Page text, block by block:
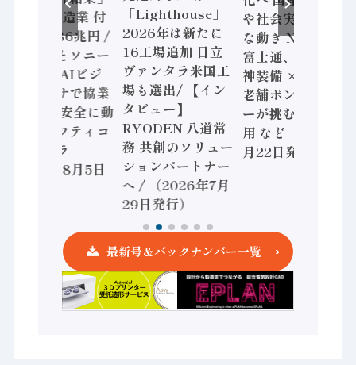
2024年製造業 付
加価値額86兆円 /
三菱電機とソニー
セミコン AIビジ
ョンセンサで協業
/ IDEC、安全に動
かすセーフティコ
ントローラ
（2026年8月5日
「Lighthouse」
2026年は新たに
16工場追加 日立
ヴァンタラ米国工
場も選出/ 【イン
タビュー】
RYODEN 八道常
務 共創のソリュー
ションパートナー
へ / （2026年7月
29日発行）
や社会実装に活発
な動き Noetra、
富士通、日立 / 兵
神装備 × HMS、
老舗ポンプメーカ
ーが挑むデータ活
用 など（2026年7
月22日発行）
最新号＆バックナンバー一覧